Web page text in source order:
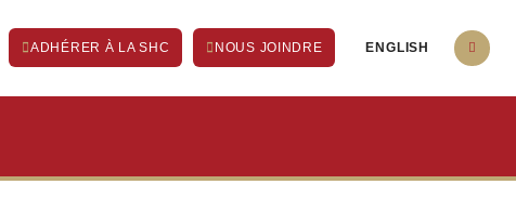
ADHÉRER À LA SHC NOUS JOINDRE ENGLISH